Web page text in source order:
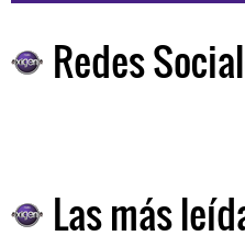
Redes
Las más